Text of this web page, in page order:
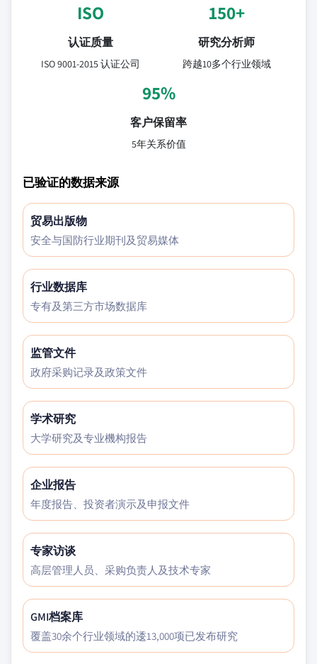
ISO
认证质量
ISO 9001-2015 认证公司
150+
研究分析师
跨越10多个行业领域
95%
客户保留率
5年关系价值
已验证的数据来源
贸易出版物
安全与国防行业期刊及贸易媒体
行业数据库
专有及第三方市场数据库
监管文件
政府采购记录及政策文件
学术研究
大学研究及专业機构报告
企业报告
年度报告、投资者演示及申报文件
专家访谈
高层管理人员、采购负责人及技术专家
GMI档案库
覆盖30余个行业领域的逶13,000项已发布研究